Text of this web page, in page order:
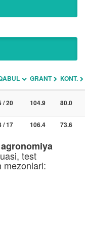
GRANT KONT.
/ 20 104.9 80.0
/ 17 106.4 73.6
test
mezonlari: